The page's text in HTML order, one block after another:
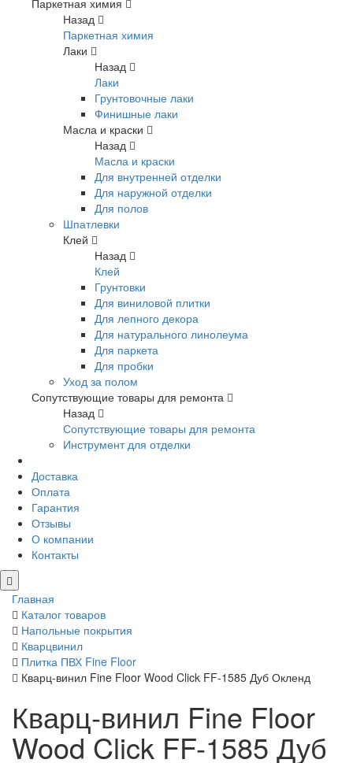
Паркетная химия
Назад
Паркетная химия
Лаки
Назад
Лаки
Грунтовочные лаки
Финишные лаки
Масла и краски
Назад
Масла и краски
Для внутренней отделки
Для наружной отделки
Для полов
Шпатлевки
Клей
Назад
Клей
Грунтовки
Для виниловой плитки
Для лепного декора
Для натурального линолеума
Для паркета
Для пробки
Уход за полом
Сопутствующие товары для ремонта
Назад
Сопутствующие товары для ремонта
Инструмент для отделки
Доставка
Оплата
Гарантия
Отзывы
О компании
Контакты
Главная
Каталог товаров
Напольные покрытия
Кварцвинил
Плитка ПВХ Fine Floor
Кварц-винил Fine Floor Wood Click FF-1585 Дуб Окленд
Кварц-винил Fine Floor
Wood Click FF-1585 Дуб